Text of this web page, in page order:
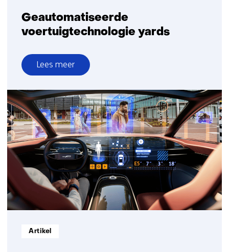
Geautomatiseerde
voertuigtechnologie yards
Lees meer
over
Geautomatiseerde
voertuigtechnologie
yards
Informatietype:
Artikel